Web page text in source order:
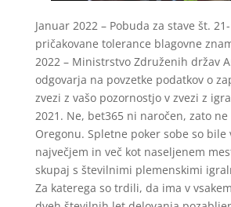
Januar 2022 – Pobuda za stave št.
pričakovane tolerance blagovne
2022 – Ministrstvo Združenih držav
odgovarja na povzetke podatkov o
zvezi z vašo pozornostjo v zvezi z
2021. Ne, bet365 ni naročen, zato
Oregonu. Spletne poker sobe so bile
največjem in več kot naseljenem
skupaj s številnimi plemenskimi
Za katerega so trdili, da ima v